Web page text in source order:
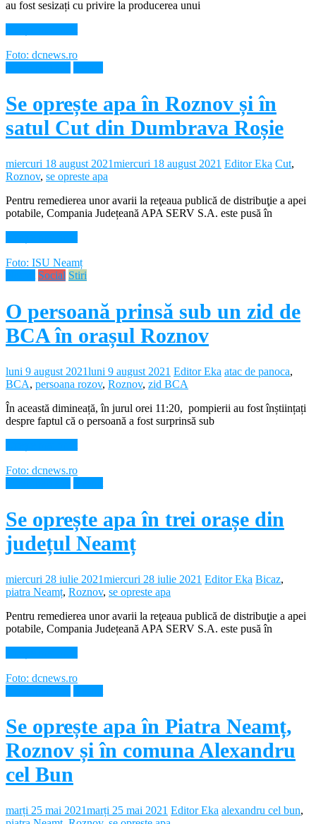
au fost sesizați cu privire la producerea unui
Foto: dcnews.ro
Se oprește apa în Roznov și în
satul Cut din Dumbrava Roșie
miercuri 18 august 2021miercuri 18 august 2021 Editor Eka Cut,
Roznov, se opreste apa
Pentru remedierea unor avarii la reţeaua publică de distribuţie a apei
potabile, Compania Județeană APA SERV S.A. este pusă în
Foto: ISU Neamț
Social Stiri
O persoană prinsă sub un zid de
BCA în orașul Roznov
luni 9 august 2021luni 9 august 2021 Editor Eka atac de panoca,
BCA, persoana rozov, Roznov, zid BCA
În această dimineață, în jurul orei 11:20, pompierii au fost înștiințați
despre faptul că o persoană a fost surprinsă sub
Foto: dcnews.ro
Se oprește apa în trei orașe din
județul Neamț
miercuri 28 iulie 2021miercuri 28 iulie 2021 Editor Eka Bicaz,
piatra Neamț, Roznov, se opreste apa
Pentru remedierea unor avarii la reţeaua publică de distribuţie a apei
potabile, Compania Județeană APA SERV S.A. este pusă în
Foto: dcnews.ro
Se oprește apa în Piatra Neamț,
Roznov și în comuna Alexandru
cel Bun
marți 25 mai 2021marți 25 mai 2021 Editor Eka alexandru cel bun,